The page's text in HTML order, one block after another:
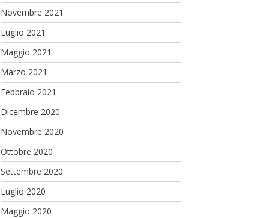
Novembre 2021
Luglio 2021
Maggio 2021
Marzo 2021
Febbraio 2021
Dicembre 2020
Novembre 2020
Ottobre 2020
Settembre 2020
Luglio 2020
Maggio 2020